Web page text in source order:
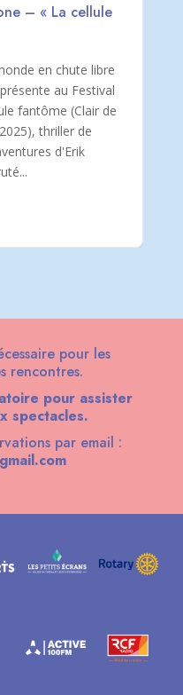
– « La cellule
en chute libre
au Festival
fantôme (Clair de
thriller de
d'Erik
pour les
rencontres.
pour assister
spectacles.
par email :